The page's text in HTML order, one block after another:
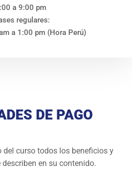
a 9:00 pm
regulares:
a 1:00 pm (Hora Perú)
DE PAGO
del curso todos los beneficios y
en su contenido.